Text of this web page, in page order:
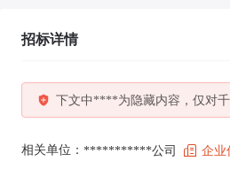
招标详情
下文中****为隐藏内容，仅对
相关单位： ***********公司 企业